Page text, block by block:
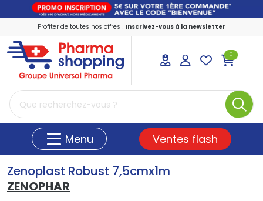
Profiter de toutes nos offres ! Inscrivez-vous à la newsletter
PharmaShopping Votre pharmacie en
0
Menu Ventes flash
Zenoplast Robust 7,5cmx1m
ZENOPHAR